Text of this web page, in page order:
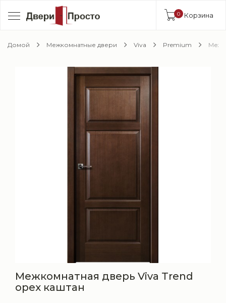
0 Корзина
Домой Межкомнатные двери Viva Premium
Межкомнатная дверь Viva Trend
орех каштан